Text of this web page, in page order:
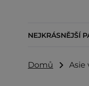
NEJKRÁSNĚJŠÍ
Domů Asie